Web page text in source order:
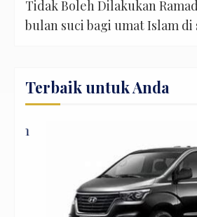
Tidak Boleh Dilakukan
bulan suci bagi umat Islam
keimanan dan mendekatkan
Allah. Namun, ada beberapa
puasa. Berikut adalah
yang boleh […]
Terbaik untuk Anda